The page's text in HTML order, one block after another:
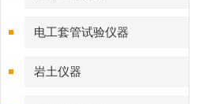
电工套管试验仪器
岩土仪器